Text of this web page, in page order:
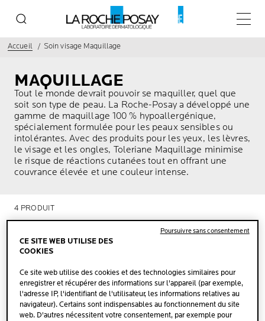
Menu
Accueil Soin visage Maquillage
MAQUILLAGE
Tout le monde devrait pouvoir se maquiller, quel que
soit son type de peau. La Roche-Posay a développé une
gamme de maquillage 100 % hypoallergénique,
spécialement formulée pour les peaux sensibles ou
intolérantes. Avec des produits pour les yeux, les lèvres,
le visage et les ongles, Toleriane Maquillage minimise
le risque de réactions cutanées tout en offrant une
couvrance élevée et une couleur intense.
4 PRODUIT
CE SITE WEB UTILISE DES
COOKIES
Ce site web utilise des cookies et des technologies similaires pour
enregistrer et récupérer des informations sur l'appareil (par exemple,
l'adresse IP, l'identifiant de l'utilisateur, les informations relatives au
navigateur). Certains sont indispensables au fonctionnement du site
web. D'autres nécessitent votre consentement, par exemple pour
Poursuivre sans consentement